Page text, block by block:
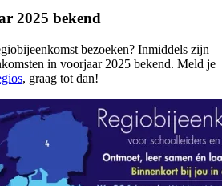
2025 bekend
bezoeken? Inmiddels zijn
in voorjaar 2025 bekend. Meld je
, graag tot dan!